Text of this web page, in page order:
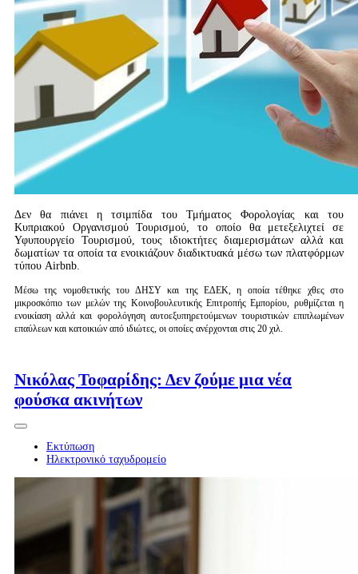
Δεν θα πιάνει η τσιμπίδα του Τμήματος Φορολογίας και του
Κυπριακού Οργανισμού Τουρισμού, το οποίο θα μετεξελιχτεί σε
Υφυπουργείο Τουρισμού, τους ιδιοκτήτες διαμερισμάτων αλλά και
δωματίων τα οποία τα ενοικιάζουν διαδικτυακά μέσω των πλατφόρμων
τύπου Airbnb.
Μέσω της νομοθετικής του ΔΗΣΥ και της ΕΔΕΚ, η οποία τέθηκε χθες στο
μικροσκόπιο των μελών της Κοινοβουλευτικής Επιτροπής Εμπορίου, ρυθμίζεται η
ενοικίαση αλλά και φορολόγηση αυτοεξυπηρετούμενων τουριστικών επιπλωμένων
επαύλεων και κατοικιών από ιδιώτες, οι οποίες ανέρχονται στις 20 χιλ.
Νικόλας Τοφαρίδης: Δεν ζούμε μια νέα
φούσκα ακινήτων
Εκτύπωση
Ηλεκτρονικό ταχυδρομείο